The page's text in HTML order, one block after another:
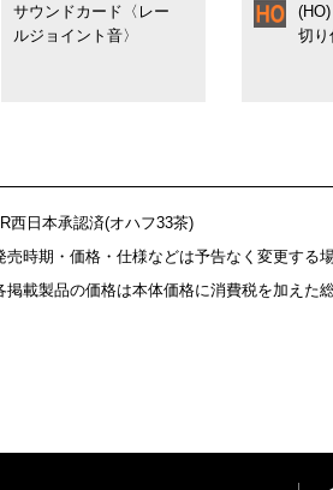
サウンドカード〈レー
ルジョイント音〉
切り
西日本承認済(オハフ33茶)
時期・価格・仕様などは予告なく変更する場
載製品の価格は本体価格に消費税を加えた総